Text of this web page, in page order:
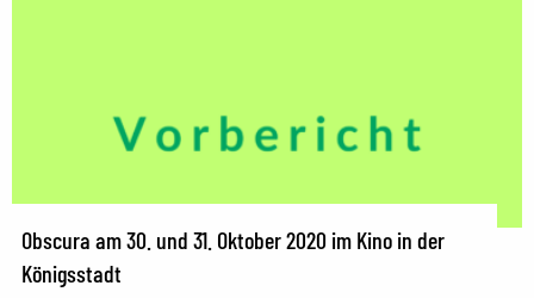
Obscura am 30. und 31. Oktober 2020 im Kino in der
Königsstadt